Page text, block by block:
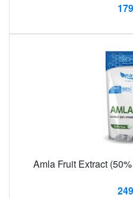
Amla Fruit Extract